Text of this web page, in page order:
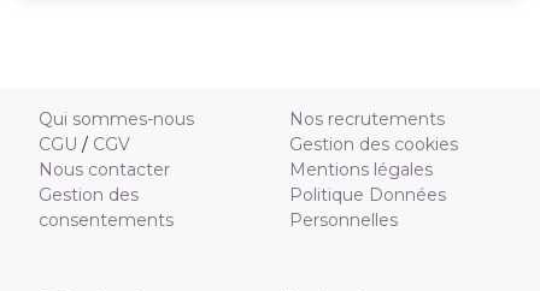
Qui sommes-nous
CGU / CGV
Nous contacter
Gestion des
consentements
Nos recrutements
Gestion des cookies
Mentions légales
Politique Données
Personnelles